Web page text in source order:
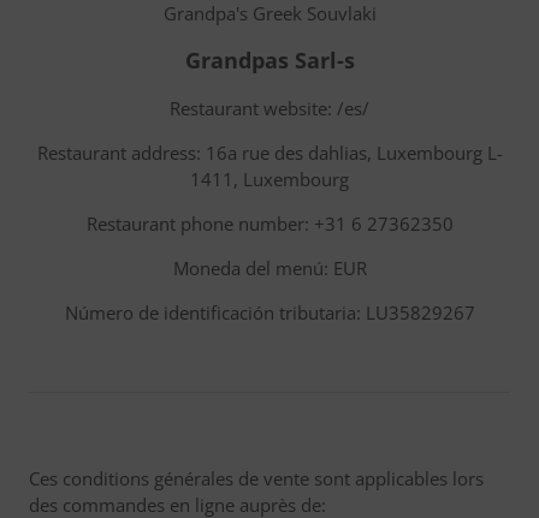
Grandpa's Greek Souvlaki
Grandpas Sarl-s
Restaurant website: /es/
Restaurant address: 16a rue des dahlias, Luxembourg L-
1411, Luxembourg
Restaurant phone number: +31 6 27362350
Moneda del menú: EUR
Número de identificación tributaria: LU35829267
Ces conditions générales de vente sont applicables lors
des commandes en ligne auprès de: